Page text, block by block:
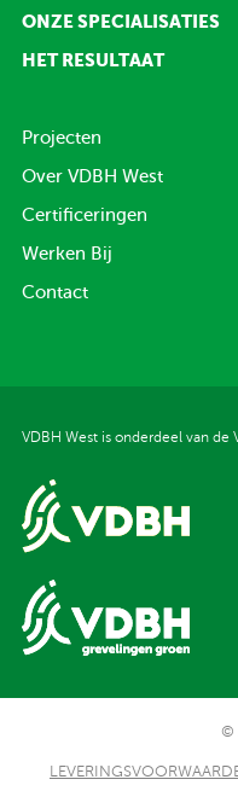
ONZE SPECIALISATIES
HET RESULTAAT
Projecten
Over VDBH West
Certificeringen
Werken Bij
Contact
VDBH West is onderdeel van de
©